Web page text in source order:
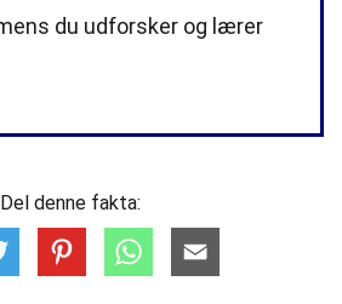
du udforsker og lærer
Del denne fakta: